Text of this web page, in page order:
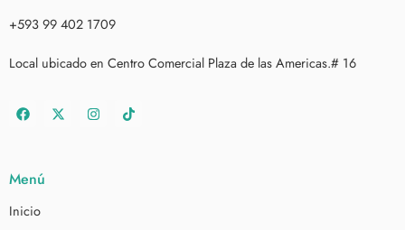
+593 99 402 1709
Local ubicado en Centro Comercial Plaza de las Americas.# 16
Menú
Inicio